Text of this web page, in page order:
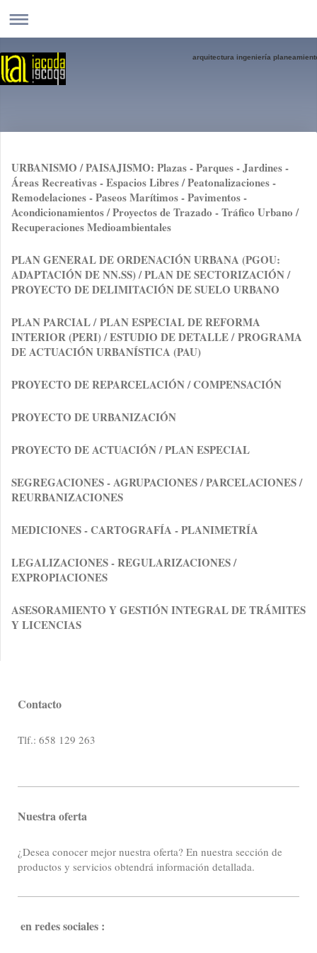
arquitectura ingeniería
URBANISMO / PAISAJISMO: Plazas - Parques - Jardines -
Áreas Recreativas - Espacios Libres / Peatonalizaciones -
Remodelaciones - Paseos Marítimos - Pavimentos -
Acondicionamientos / Proyectos de Trazado - Tráfico Urbano /
Recuperaciones Medioambientales
PLAN GENERAL DE ORDENACIÓN URBANA (PGOU:
ADAPTACIÓN DE NN.SS) / PLAN DE SECTORIZACIÓN /
PROYECTO DE DELIMITACIÓN DE SUELO URBANO
PLAN PARCIAL /PLAN ESPECIAL DE REFORMA
INTERIOR (PERI) / ESTUDIO DE DETALLE /PROGRAMA
DE ACTUACIÓN URBANÍSTICA (PAU)
PROYECTO DE REPARCELACIÓN / COMPENSACIÓN
PROYECTO DE URBANIZACIÓN
PROYECTO DE ACTUACIÓN / PLAN ESPECIAL
SEGREGACIONES - AGRUPACIONES / PARCELACIONES /
REURBANIZACIONES
MEDICIONES- CARTOGRAFÍA - PLANIMETRÍA
LEGALIZACIONES- REGULARIZACIONES /
EXPROPIACIONES
ASESORAMIENTO Y GESTIÓN INTEGRAL DE TRÁMITES
Y LICENCIAS
Contacto
Tlf.: 658 129 263
Nuestra oferta
¿Desea conocer mejor nuestra oferta? En nuestra sección de
productos y servicios obtendrá información detallada.
en redes sociales :